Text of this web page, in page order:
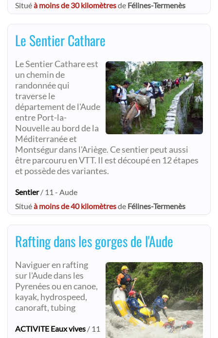
Situéà moins de 30 kilomètresde Félines-Termenès
Le Sentier Cathare
Le Sentier Cathare est
un chemin de
randonnée qui
traverse le
département de l'Aude
entre Port-la-
Nouvelle au bord de la
Méditerranée et
Montségur dans l'Ariège. Ce sentier peut aussi
être parcouru en VTT. Il est découpé en 12 étapes
et possède des variantes.
Sentier/ 11 - Aude
Situéà moins de 40 kilomètresde Félines-Termenès
Rafting dans les gorges de l'Aude
Naviguer en rafting
sur l'Aude dans les
Pyrenées ou en canoe,
kayak, hydrospeed,
canoraft, tubing
ACTIVITE Eaux vives / 11